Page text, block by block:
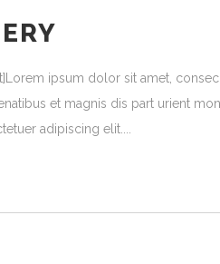
ipsum dolor sit amet,
et magnis dis part urient
adipiscing elit.